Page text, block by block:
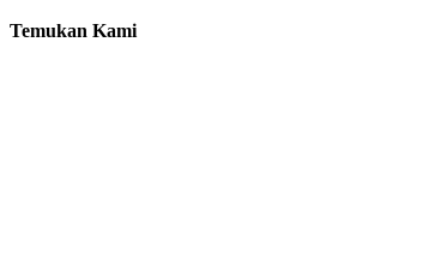
Temukan Kami